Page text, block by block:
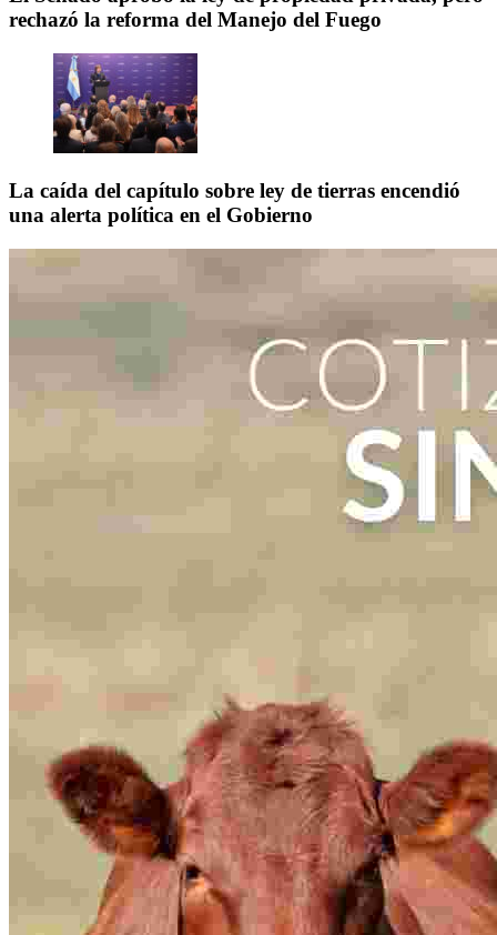
rechazó la reforma del Manejo del Fuego
La caída del capítulo sobre ley de tierras encendió
una alerta política en el Gobierno